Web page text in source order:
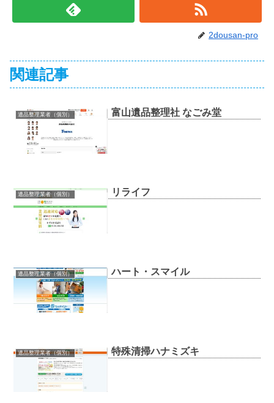
2dousan-pro
関連記事
遺品整理業者（個別） 富山遺品整理社 なごみ堂
遺品整理業者（個別） リライフ
遺品整理業者（個別） ハート・スマイル
遺品整理業者（個別） 特殊清掃ハナミズキ